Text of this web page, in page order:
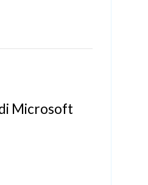
Microsoft